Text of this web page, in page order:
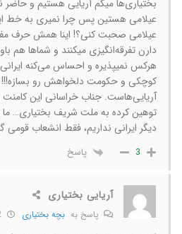
بختیاری‌ها میگم آریایی هستیم و
عیلامی هستین پس چرا نمیری به خط
عیلامی صحبت کنی؟! اینا همش حرف
دارن تفرقه‌انگیزی میکنند و شماها هم
هرکس نمیپذیره و احساس می‌کنه ایرانی
کوچکی و حکومت دلخواهش رو بسازه!!!
آریایی‌هاست. جناب خراسانی این کامنت
توهین کرده به ملت شریف بختیاری… ما
دیگر ایرانی نداریم، فقط انشعاب قومی
3 پاسخ
آریایی بختیاری
پاسخ به بچه بختیاری